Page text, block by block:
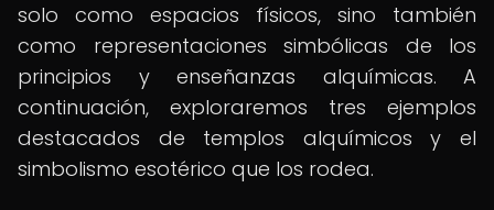
solo como espacios físicos, sino también
como representaciones simbólicas de los
principios y enseñanzas alquímicas. A
continuación, exploraremos tres ejemplos
destacados de templos alquímicos y el
simbolismo esotérico que los rodea.